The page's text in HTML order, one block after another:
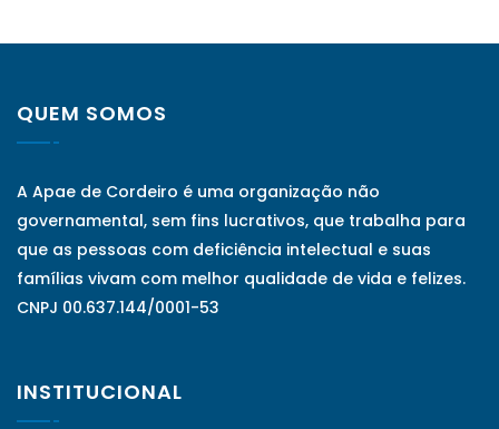
QUEM SOMOS
A Apae de Cordeiro é uma organização não
governamental, sem fins lucrativos, que trabalha para
que as pessoas com deficiência intelectual e suas
famílias vivam com melhor qualidade de vida e felizes.
CNPJ 00.637.144/0001-53
INSTITUCIONAL